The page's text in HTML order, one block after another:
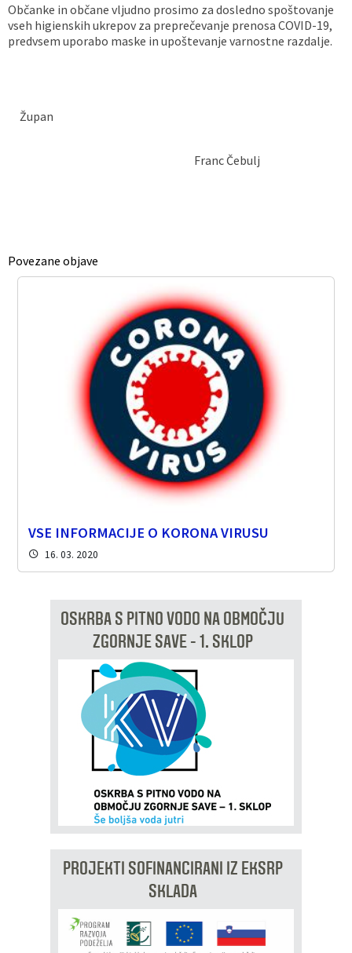
Občanke in občane vljudno prosimo za dosledno spoštovanje
vseh higienskih ukrepov za preprečevanje prenosa COVID-19,
predvsem uporabo maske in upoštevanje varnostne razdalje.
Župan
Franc Čebulj
Povezane objave
VSE INFORMACIJE O KORONA VIRUSU
16. 03. 2020
OSKRBA S PITNO VODO NA OBMOČJU
ZGORNJE SAVE - 1. SKLOP
PROJEKTI SOFINANCIRANI IZ EKSRP
SKLADA